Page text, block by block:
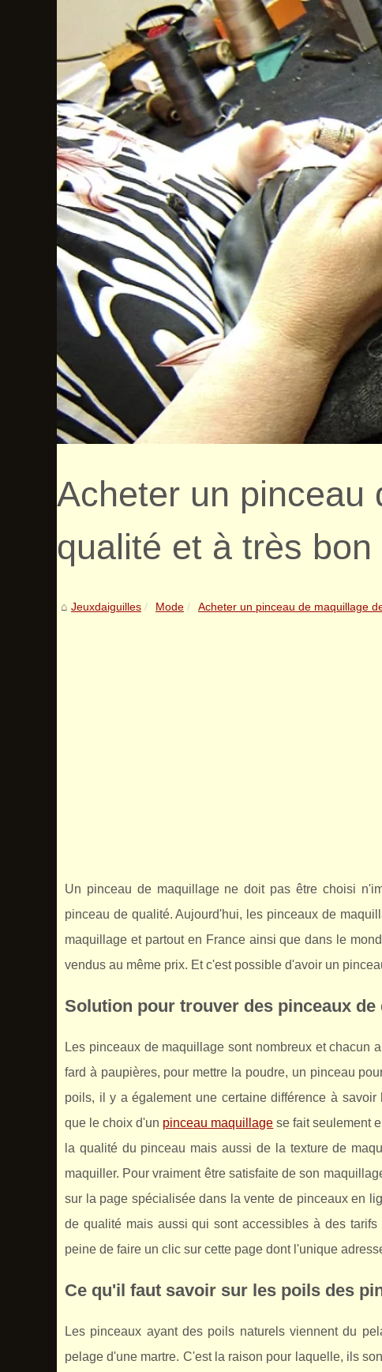
Acheter un pinceau
qualité et à très bon
Jeuxdaiguilles Mode Acheter un pinceau de maquillage
Un pinceau de maquillage ne doit pas être choisi
pinceau de qualité. Aujourd'hui, les pinceaux de
maquillage et partout en France ainsi que dans le
vendus au même prix. Et c'est possible d'avoir un
Solution pour trouver des pinceaux de
Les pinceaux de maquillage sont nombreux et chacun
fard à paupières, pour mettre la poudre, un pinceau
poils, il y a également une certaine différence à
que le choix d'un pinceau maquillage se fait seulement
la qualité du pinceau mais aussi de la texture de
maquiller. Pour vraiment être satisfaite de son
sur la page spécialisée dans la vente de pinceaux en
de qualité mais aussi qui sont accessibles à des
peine de faire un clic sur cette page dont l'unique
Ce qu'il faut savoir sur les poils des
Les pinceaux ayant des poils naturels viennent du
pelage d'une martre. C'est la raison pour laquelle, ils